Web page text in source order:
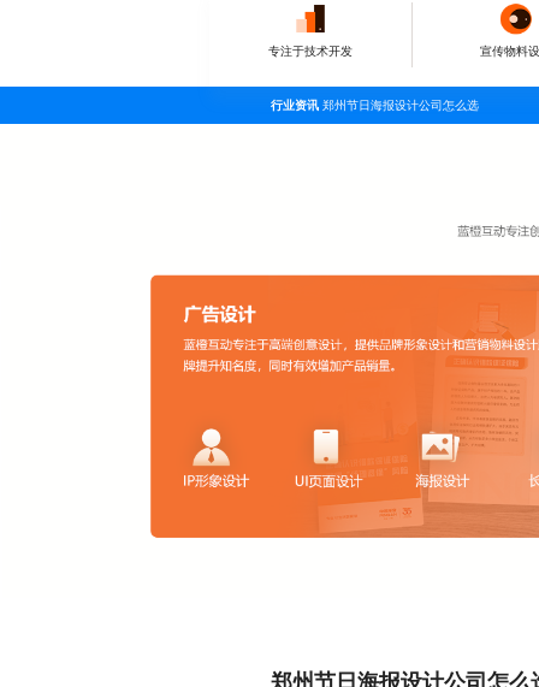
专注于技术开发 宣传物料
行业资讯 郑州节日海报设计公司怎么选
郑州节日海报设计公司怎么